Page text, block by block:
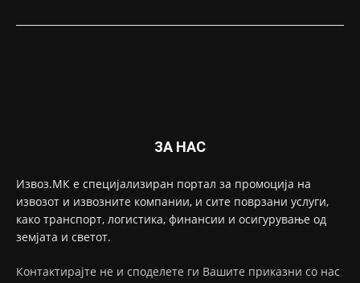
ЗА НАС
Извоз.МК е специјализиран портал за промоција на
извозот и извозните компании, и сите поврзани услуги,
како транспорт, логистика, финансии и осигурување од
земјата и светот.
Контактирајте не и споделете ги Вашите приказни со нас